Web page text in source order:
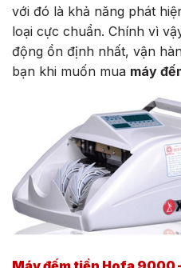
với đó là khả năng phát
loại cực chuẩn. Chính vì
động ổn định nhất, vận
bạn khi muốn mua máy